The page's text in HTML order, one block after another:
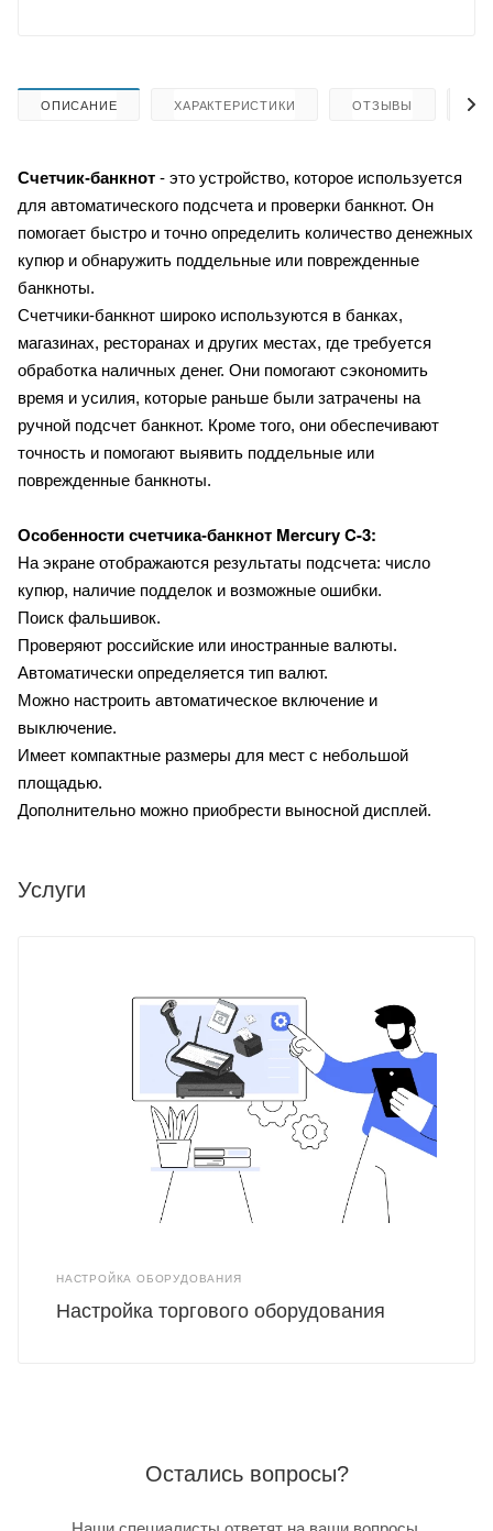
ОПИСАНИЕ ХАРАКТЕРИСТИКИ ОТЗЫВЫ
Счетчик-банкнот - это устройство, которое используется
для автоматического подсчета и проверки банкнот. Он
помогает быстро и точно определить количество денежных
купюр и обнаружить поддельные или поврежденные
банкноты.
Счетчики-банкнот широко используются в банках,
магазинах, ресторанах и других местах, где требуется
обработка наличных денег. Они помогают сэкономить
время и усилия, которые раньше были затрачены на
ручной подсчет банкнот. Кроме того, они обеспечивают
точность и помогают выявить поддельные или
поврежденные банкноты.
Особенности счетчика-банкнот Mercury C-3:
На экране отображаются результаты подсчета: число
купюр, наличие подделок и возможные ошибки.
Поиск фальшивок.
Проверяют российские или иностранные валюты.
Автоматически определяется тип валют.
Можно настроить автоматическое включение и
выключение.
Имеет компактные размеры для мест с небольшой
площадью.
Дополнительно можно приобрести выносной дисплей.
Услуги
НАСТРОЙКА ОБОРУДОВАНИЯ
Настройка торгового оборудования
Остались вопросы?